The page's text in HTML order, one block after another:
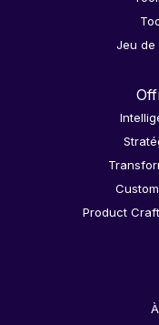
Jeu de
Product